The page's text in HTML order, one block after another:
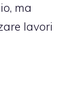
ma
lavori